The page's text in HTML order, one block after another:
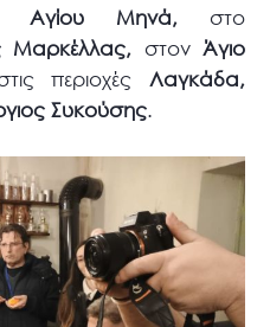
Αγίου Μηνά,στο
Μαρκέλλας, στον Άγιο
περιοχές Λαγκάδα,
Συκούσης.